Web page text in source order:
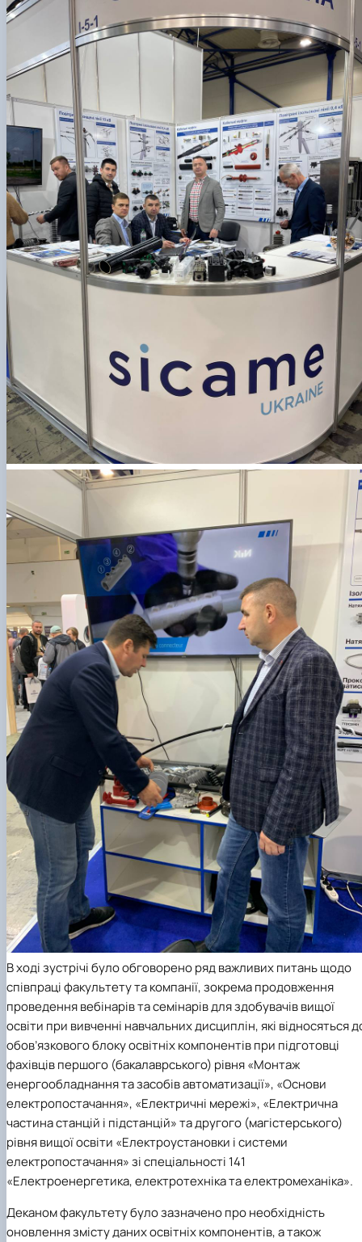
В ході зустрічі було обговорено ряд важливих питань щодо
співпраці факультету та компанії, зокрема продовження
проведення вебінарів та семінарів для здобувачів вищої
освіти при вивченні навчальних дисциплін, які відносяться
обов’язкового блоку освітніх компонентів при підготовці
фахівців першого (бакалаврського) рівня «Монтаж
енергообладнання та засобів автоматизації», «Основи
електропостачання», «Електричні мережі», «Електрична
частина станцій і підстанцій» та другого (магістерського)
рівня вищої освіти «Електроустановки і системи
електропостачання» зі спеціальності 141
«Електроенергетика, електротехніка та електромеханіка».
Деканом факультету було зазначено про необхідність
оновлення змісту даних освітніх компонентів, а також